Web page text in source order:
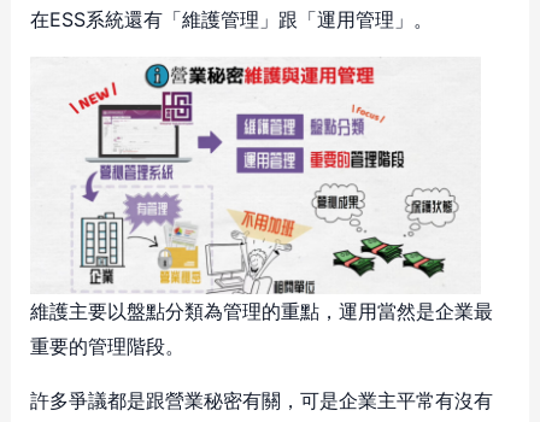
在ESS系統還有「維護管理」跟「運用管理」。
維護主要以盤點分類為管理的重點，運用當然是企業最
重要的管理階段。
許多爭議都是跟營業秘密有關，可是企業主平常有沒有